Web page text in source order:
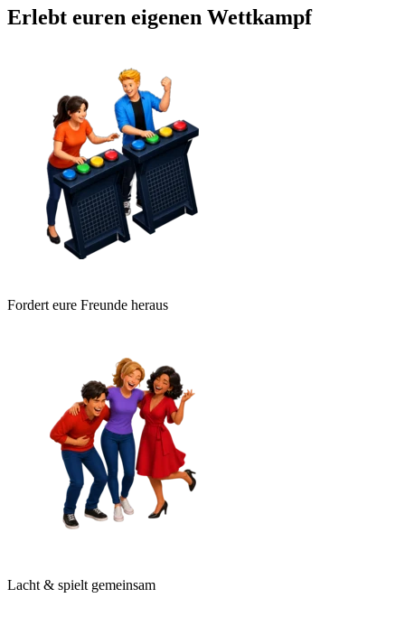
Erlebt euren eigenen Wettkampf
Fordert eure Freunde heraus
Lacht & spielt gemeinsam